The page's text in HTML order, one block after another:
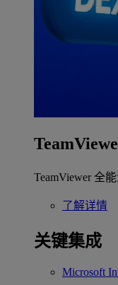
TeamViewer 全
了解详情
关键集成
Microsoft